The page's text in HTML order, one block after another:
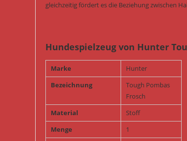
gleichzeitig fördert es die Beziehung zwischen
Hundespielzeug von Hunter
Marke
Hunter
Bezeichnung
Tough Pombas
Frosch
Material
Stoff
Menge
1